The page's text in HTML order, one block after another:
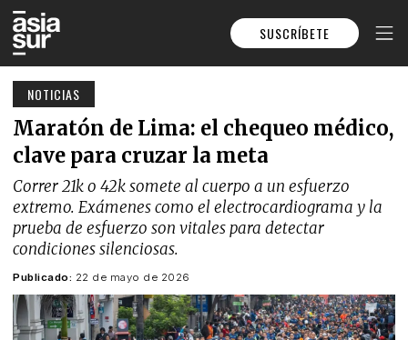
SUSCRÍBETE
NOTICIAS
Maratón de Lima: el chequeo médico,
clave para cruzar la meta
Correr 21k o 42k somete al cuerpo a un esfuerzo
extremo. Exámenes como el electrocardiograma y la
prueba de esfuerzo son vitales para detectar
condiciones silenciosas.
Publicado: 22 de mayo de 2026